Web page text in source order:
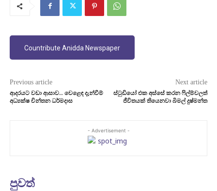
Countribute Anidda Newspaper
Previous article
ආදරයට වඩා ආසාව.. වෙළෙඳ දැන්වීම්
අධ්‍යක්ෂ චින්තන ධර්මදාස
Next article
ස්ටුඩියෝ එක අස්සේ කරන ෆිල්ම්වලත්
ජීවිතයක් තියෙනවා බිමල් දුෂ්මන්ත
- Advertisement -
පුවත්